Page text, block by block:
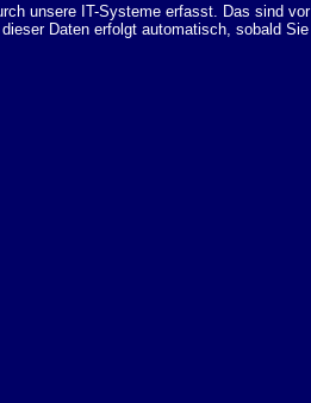
unsere IT-Systeme erfasst. Das sind
Daten erfolgt automatisch, sobald Sie